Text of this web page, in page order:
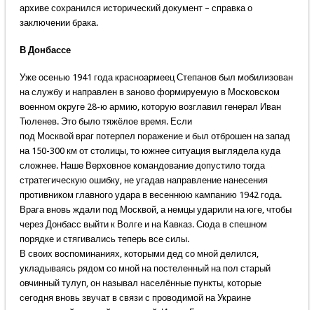
архиве сохранился исторический документ – справка о
заключении брака.
В Донбассе
Уже осенью 1941 года красноармеец Степанов был мобилизован
на службу и направлен в заново формируемую в Московском
военном округе 28-ю армию, которую возглавил генерал Иван
Тюленев. Это было тяжёлое время. Если
под Москвой враг потерпел поражение и был отброшен на запад
на 150-300 км от столицы, то южнее ситуация выглядела куда
сложнее. Наше Верховное командование допустило тогда
стратегическую ошибку, не угадав направление нанесения
противником главного удара в весеннюю кампанию 1942 года.
Врага вновь ждали под Москвой, а немцы ударили на юге, чтобы
через Донбасс выйти к Волге и на Кавказ. Сюда в спешном
порядке и стягивались теперь все силы.
В своих воспоминаниях, которыми дед со мной делился,
укладываясь рядом со мной на постеленный на пол старый
овчинный тулуп, он называл населённые пункты, которые
сегодня вновь звучат в связи с проводимой на Украине